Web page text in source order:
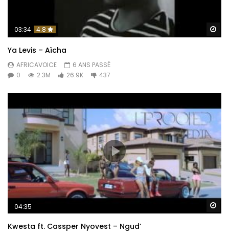
03:34 4.8
Ya Levis – Aïcha
AFRICAVOICE
6 ANS PASSÉ
0
2.3M 26.9K 437
04:35
Kwesta ft. Cassper Nyovest – Ngud’